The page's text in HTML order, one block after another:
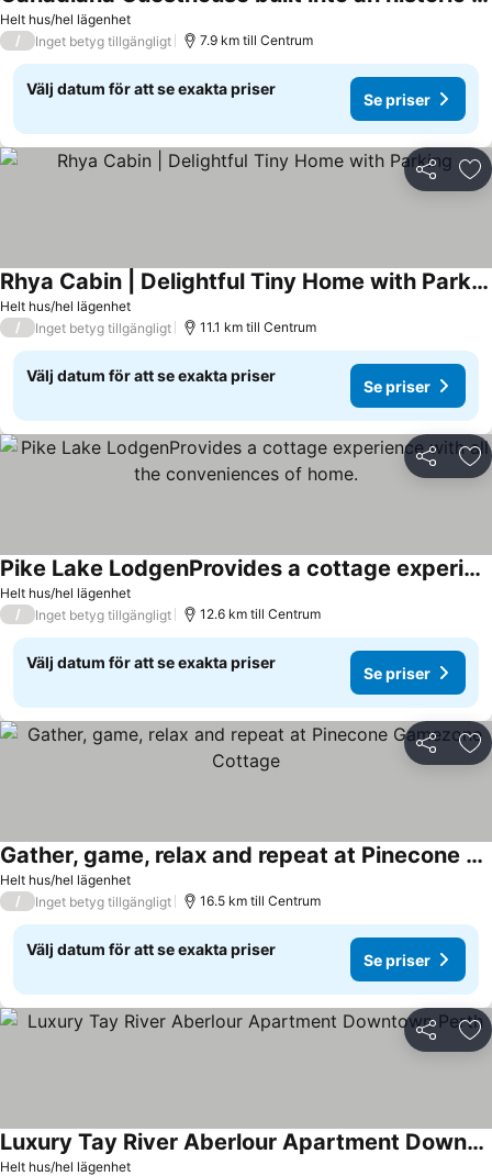
Helt hus/hel lägenhet
/ Inget betyg tillgängligt 7.9 km till Centrum
Välj datum för att se exakta priser
Se priser
Dela
Helt hus/hel lägenhet
Rhya Cabin | Delightful Tiny Home with Parking
/ Inget betyg tillgängligt 11.1 km till Centrum
Välj datum för att se exakta priser
Se priser
Dela
Helt hus/hel lägenhet
Pike Lake LodgenProvides a cottage experience with all the conveniences of home.
/ Inget betyg tillgängligt 12.6 km till Centrum
Välj datum för att se exakta priser
Se priser
Dela
Helt hus/hel lägenhet
Gather, game, relax and repeat at Pinecone Gamezone Cottage
/ Inget betyg tillgängligt 16.5 km till Centrum
Välj datum för att se exakta priser
Se priser
Dela
Helt hus/hel lägenhet
Luxury Tay River Aberlour Apartment Downtown Perth